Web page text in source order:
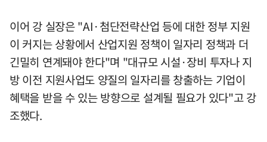
이어 강 실장은 "AI·첨단전략산업 등에 대한 정부 지원
이 커지는 상황에서 산업지원 정책이 일자리 정책과 더
긴밀히 연계돼야 한다"며 "대규모 시설·장비 투자나 지
방 이전 지원사업도 양질의 일자리를 창출하는 기업이
혜택을 받을 수 있는 방향으로 설계될 필요가 있다"고 강
조했다.